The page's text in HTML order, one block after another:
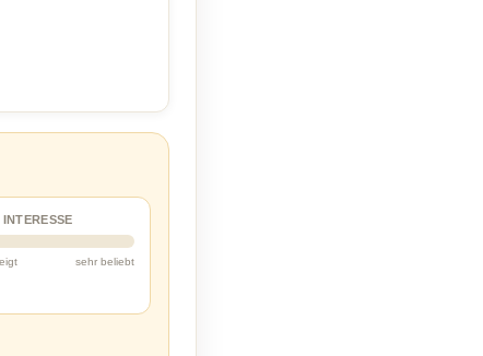
sehr beliebt